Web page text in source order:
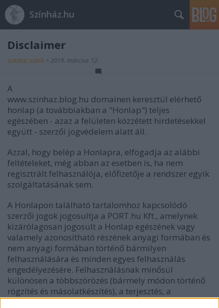
Színház.hu
Disclaimer
szinhaz szerk. • 2019. március 12.
A
www.szinhaz.blog.hu domainen keresztül elérhető
honlap (a továbbiakban a "Honlap") teljes
egészében - azaz a felületen közzétett hirdetésekkel
együtt - szerzői jogvédelem alatt áll.
Azzal, hogy belép a Honlapra, elfogadja az alábbi
feltételeket, még abban az esetben is, ha nem
regisztrált felhasználója, előfizetője a rendszer egyik
szolgáltatásának sem.
A Honlapon található tartalomhoz kapcsolódó
szerzői jogok jogosultja a PORT.hu Kft., amelynek
kizárólagosan jogosult a Honlap egészének vagy
valamely azonosítható részének anyagi formában és
nem anyagi formában történő bármilyen
felhasználására és minden egyes felhasználás
engedélyezésére. Felhasználásnak minősül
különösen a többszörözés (bármely módon történő
rögzítés és másolatkészítés), a terjesztés, a
nyilvánossághoz közvetítés, az átdolgozás.